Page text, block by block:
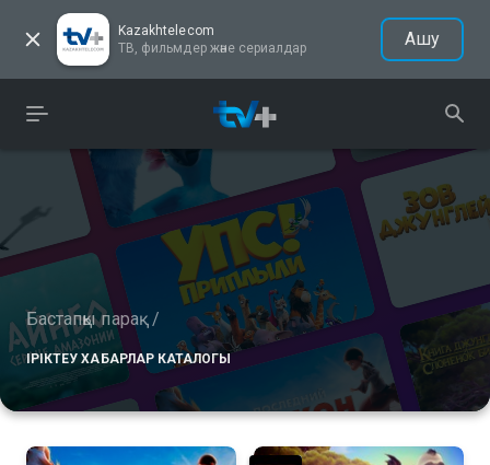
Kazakhtelecom
ТВ, фильмдер және сериалдар
Ашу
Бастапқы парақ /
ІРІКТЕУ ХАБАРЛАР КАТАЛОГЫ